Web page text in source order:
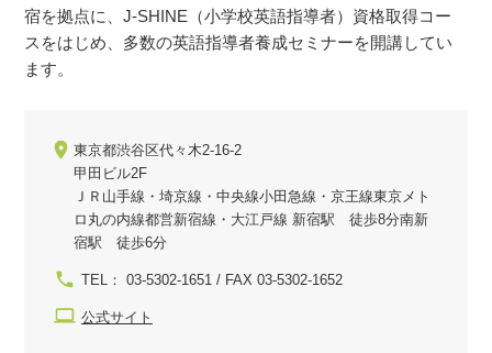
宿を拠点に、J-SHINE（小学校英語指導者）資格取得コー
スをはじめ、多数の英語指導者養成セミナーを開講してい
ます。
東京都渋谷区代々木2-16-2
甲田ビル2F
ＪＲ山手線・埼京線・中央線小田急線・京王線東京メト
ロ丸の内線都営新宿線・大江戸線 新宿駅 徒歩8分南新
宿駅 徒歩6分
TEL： 03-5302-1651 / FAX 03-5302-1652
公式サイト